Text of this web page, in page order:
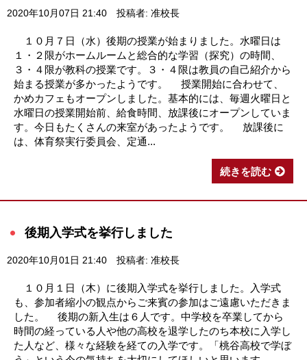
2020年10月07日 21:40 投稿者: 准校長
１０月７日（水）後期の授業が始まりました。水曜日は
１・２限がホームルームと総合的な学習（探究）の時間、
３・４限が教科の授業です。３・４限は教員の自己紹介から
始まる授業が多かったようです。 授業開始に合わせて、
かめカフェもオープンしました。基本的には、毎週火曜日と
水曜日の授業開始前、給食時間、放課後にオープンしていま
す。今日もたくさんの来室があったようです。 放課後に
は、体育祭実行委員会、定通...
続きを読む
後期入学式を挙行しました
2020年10月01日 21:40 投稿者: 准校長
１０月１日（木）に後期入学式を挙行しました。入学式
も、参加者縮小の観点からご来賓の参加はご遠慮いただきま
した。 後期の新入生は６人です。中学校を卒業してから
時間の経っている人や他の高校を退学したのち本校に入学し
た人など、様々な経験を経ての入学です。「桃谷高校で学ぼ